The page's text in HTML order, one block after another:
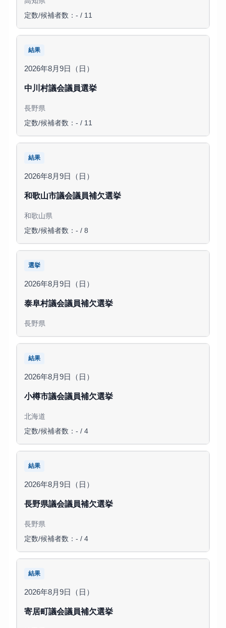
定数/候補者数：- / 11
結果
2026年8月9日（日）
中川村議会議員選挙
長野県
定数/候補者数：- / 11
結果
2026年8月9日（日）
和歌山市議会議員補欠選挙
和歌山県
定数/候補者数：- / 8
選挙
2026年8月9日（日）
泰阜村議会議員補欠選挙
長野県
結果
2026年8月9日（日）
小樽市議会議員補欠選挙
北海道
定数/候補者数：- / 4
結果
2026年8月9日（日）
長野県議会議員補欠選挙
長野県
定数/候補者数：- / 4
結果
2026年8月9日（日）
寄居町議会議員補欠選挙